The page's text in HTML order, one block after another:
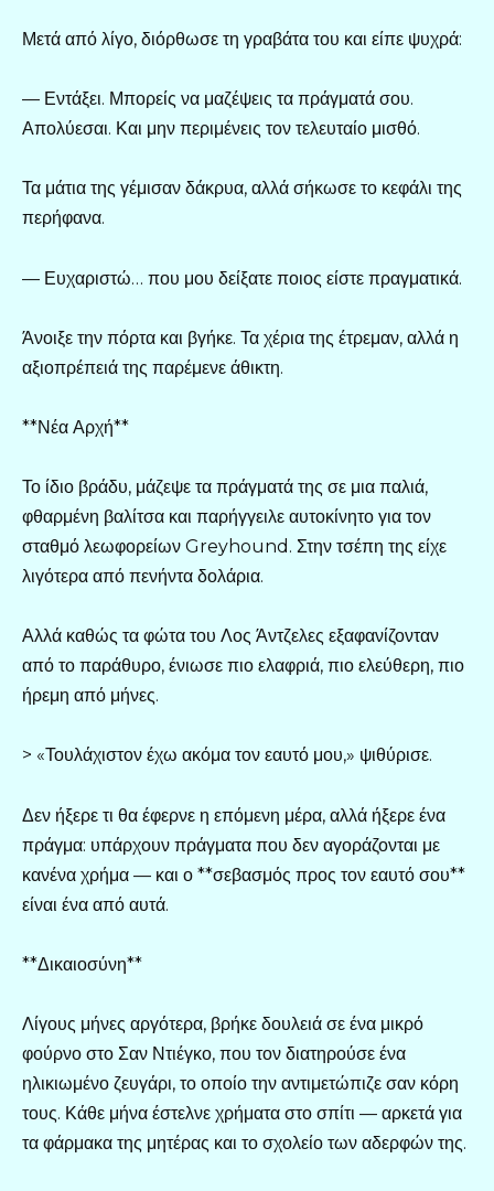
Μετά από λίγο, διόρθωσε τη γραβάτα του και είπε ψυχρά:
— Εντάξει. Μπορείς να μαζέψεις τα πράγματά σου.
Απολύεσαι. Και μην περιμένεις τον τελευταίο μισθό.
Τα μάτια της γέμισαν δάκρυα, αλλά σήκωσε το κεφάλι της
περήφανα.
— Ευχαριστώ… που μου δείξατε ποιος είστε πραγματικά.
Άνοιξε την πόρτα και βγήκε. Τα χέρια της έτρεμαν, αλλά η
αξιοπρέπειά της παρέμενε άθικτη.
**Νέα Αρχή**
Το ίδιο βράδυ, μάζεψε τα πράγματά της σε μια παλιά,
φθαρμένη βαλίτσα και παρήγγειλε αυτοκίνητο για τον
σταθμό λεωφορείων Greyhound. Στην τσέπη της είχε
λιγότερα από πενήντα δολάρια.
Αλλά καθώς τα φώτα του Λος Άντζελες εξαφανίζονταν
από το παράθυρο, ένιωσε πιο ελαφριά, πιο ελεύθερη, πιο
ήρεμη από μήνες.
> «Τουλάχιστον έχω ακόμα τον εαυτό μου,» ψιθύρισε.
Δεν ήξερε τι θα έφερνε η επόμενη μέρα, αλλά ήξερε ένα
πράγμα: υπάρχουν πράγματα που δεν αγοράζονται με
κανένα χρήμα — και ο **σεβασμός προς τον εαυτό σου**
είναι ένα από αυτά.
**Δικαιοσύνη**
Λίγους μήνες αργότερα, βρήκε δουλειά σε ένα μικρό
φούρνο στο Σαν Ντιέγκο, που τον διατηρούσε ένα
ηλικιωμένο ζευγάρι, το οποίο την αντιμετώπιζε σαν κόρη
τους. Κάθε μήνα έστελνε χρήματα στο σπίτι — αρκετά για
τα φάρμακα της μητέρας και το σχολείο των αδερφών της.